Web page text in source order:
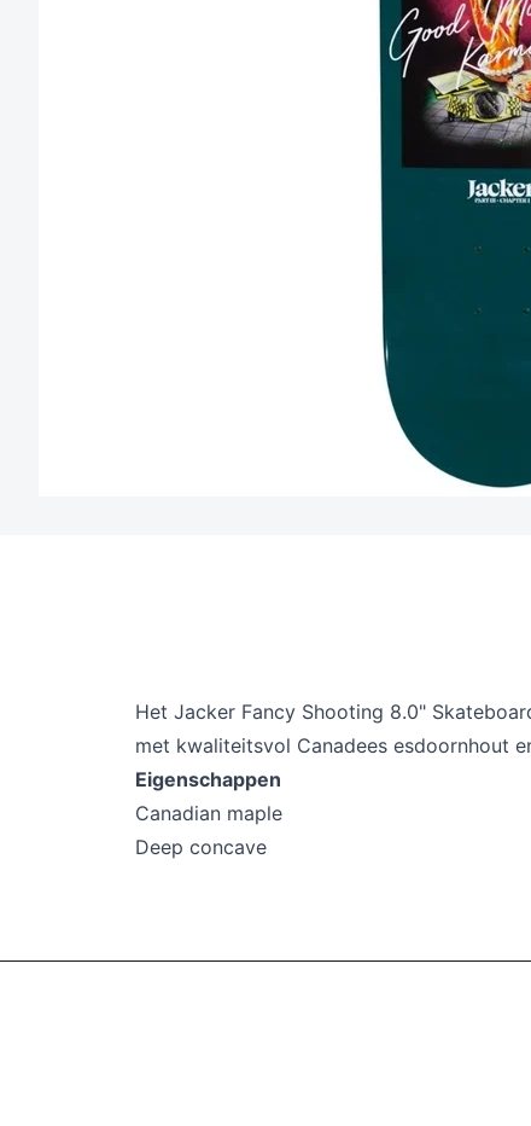
Het Jacker Fancy Shooting 8.0"
met kwaliteitsvol Canadees esdoornhout
Eigenschappen
Canadian maple
Deep concave